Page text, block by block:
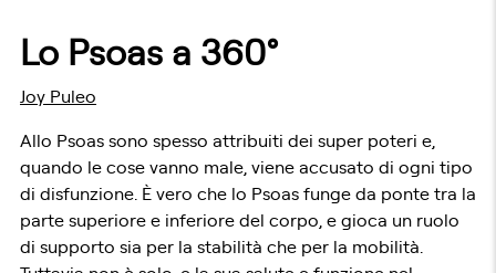
Lo Psoas a 360°
Joy Puleo
Allo Psoas sono spesso attribuiti dei super poteri e,
quando le cose vanno male, viene accusato di ogni tipo
di disfunzione. È vero che lo Psoas funge da ponte tra la
parte superiore e inferiore del corpo, e gioca un ruolo
di supporto sia per la stabilità che per la mobilità.